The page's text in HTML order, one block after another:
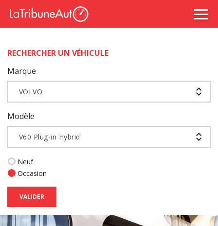
RECHERCHER UN VÉHICULE
Marque
VOLVO
Modèle
V60 Plug-in Hybrid
Neuf
Occasion
VALIDER